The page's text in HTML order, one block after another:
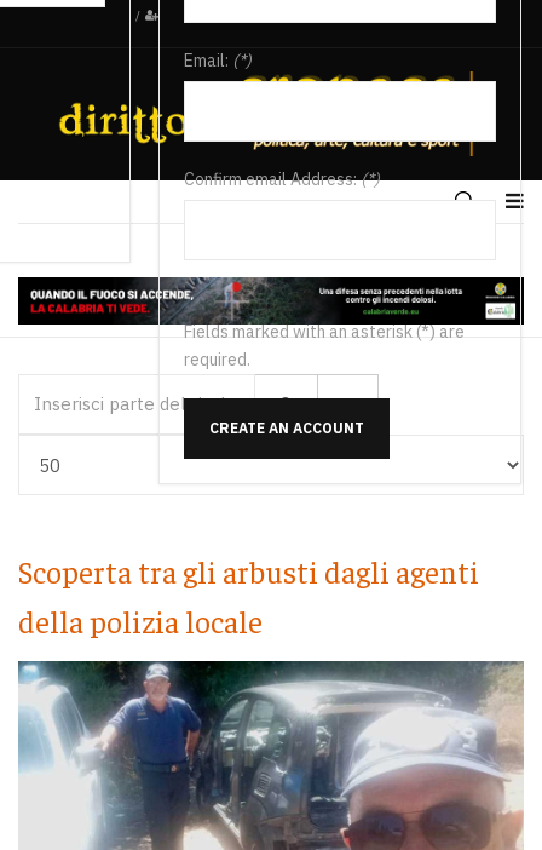
/
Email: (*)
Confirm email Address:(*)
Fields marked with an asterisk (*) are
required.
CREATE AN ACCOUNT
Scoperta tra gli arbusti dagli agenti
della polizia locale